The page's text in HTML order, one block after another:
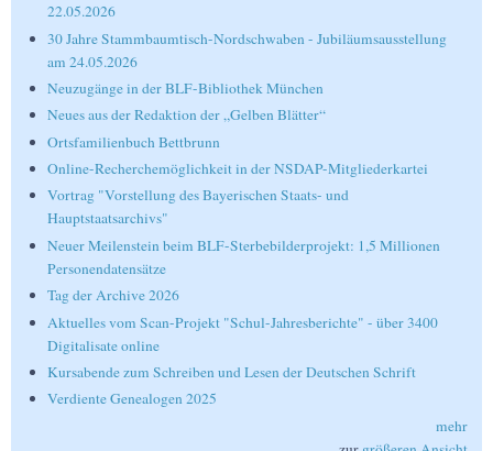
22.05.2026
30 Jahre Stammbaumtisch-Nordschwaben - Jubiläumsausstellung
am 24.05.2026
Neuzugänge in der BLF-Bibliothek München
Neues aus der Redaktion der „Gelben Blätter“
Ortsfamilienbuch Bettbrunn
Online-Recherchemöglichkeit in der NSDAP-Mitgliederkartei
Vortrag "Vorstellung des Bayerischen Staats- und
Hauptstaatsarchivs"
Neuer Meilenstein beim BLF-Sterbebilderprojekt: 1,5 Millionen
Personendatensätze
Tag der Archive 2026
Aktuelles vom Scan-Projekt "Schul-Jahresberichte" - über 3400
Digitalisate online
Kursabende zum Schreiben und Lesen der Deutschen Schrift
Verdiente Genealogen 2025
mehr